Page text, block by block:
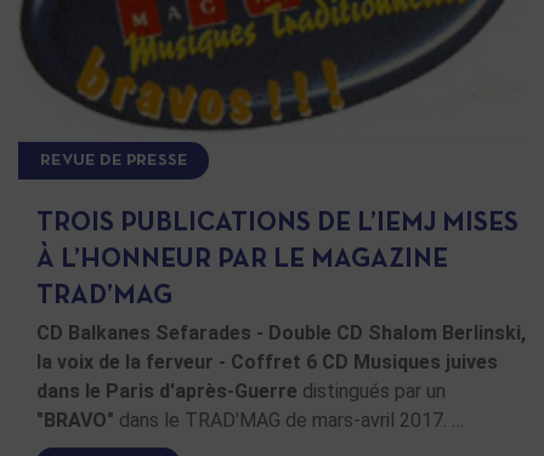
REVUE DE PRESSE
TROIS PUBLICATIONS DE L’IEMJ MISES
À L’HONNEUR PAR LE MAGAZINE
TRAD’MAG
CD Balkanes Sefarades - Double CD Shalom Berlinski,
la voix de la ferveur - Coffret 6 CD Musiques juives
dans le Paris d'après-Guerre distingués par un
"BRAVO" dans le TRAD'MAG de mars-avril 2017. …